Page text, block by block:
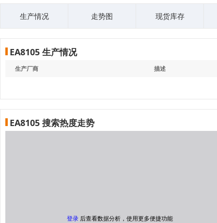
生产情况 走势图 现货库存
EA8105 生产情况
生产厂商 描述
EA8105 搜索热度走势
登录 后查看数据分析，使用更多便捷功能